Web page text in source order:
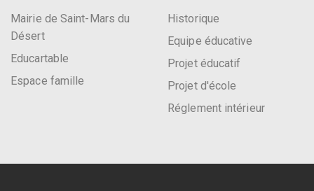
Mairie de Saint-Mars du
Désert
Educartable
Espace famille
Historique
Equipe éducative
Projet éducatif
Projet d'école
Réglement intérieur